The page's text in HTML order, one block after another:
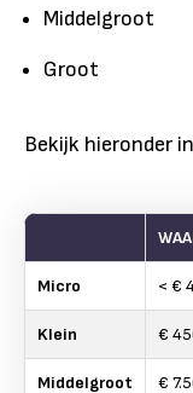
Middelgroot
Groot
Bekijk hieronder
Micro < €
Klein €
Middelgroot €